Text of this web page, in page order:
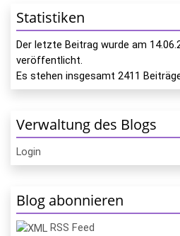
Statistiken
Der letzte Beitrag wurde am
veröffentlicht.
Es stehen insgesamt 2411
Verwaltung des Blogs
Login
Blog abonnieren
RSS Feed